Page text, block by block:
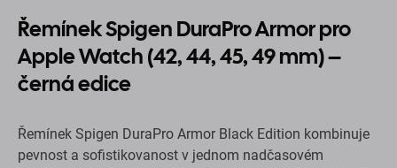
Řemínek Spigen DuraPro Armor pro
Apple Watch (42, 44, 45, 49 mm) –
černá edice
Řemínek Spigen DuraPro Armor Black Edition kombinuje
pevnost a sofistikovanost v jednom nadčasovém